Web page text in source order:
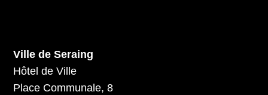
Ville de Seraing
Hôtel de Ville
Place Communale, 8